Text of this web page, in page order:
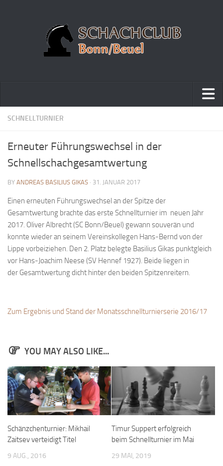
Home
Vereinsmeisterschaft
Vereinspokalturnier
Vereinsschnellschachmeisterschaft
Blitzturnierserie
Schnellturnierserie
Bayernpokal
Sommerturnier
2. Mannschaft
4. Mannschaft
Jugendschach
Schach online
1.Online Schachturnierserie
Verein
Anfahrt
SCHNELLTURNIER
Erneuter Führungswechsel in der
Schnellschachgesamtwertung
BY ANDREAS BASILIUS GIKAS · 31. JANUAR 2017
Einen erneuten Führungswechsel an der Spitze der
Gesamtwertung brachte das erste Schnellturnier im neuen Jahr
2017. Oliver Albrecht (SC Bonn/Beuel) gewann souverän und
konnte wieder an seinem Vereinskollegen Hans-Bernd von der
Lippe vorbeiziehen. Den 2. Platz belegte Basilius Gikas punktgleich
vor Hans-Joachim Neese (SV Hennef 1927). Beide liegen in
der Gesamtwertung dicht hinter den beiden Spitzenreitern.
Zum Ergebnis und Stand der Monatsschnellturnierserie 2016/17
YOU MAY ALSO LIKE...
Schänzchenturnier: Mikhail
Zaitsev verteidigt Titel
9 AUG., 2016
Timur Suppert erfolgreich
beim Schnellturnier im Mai
29 MAI, 2019